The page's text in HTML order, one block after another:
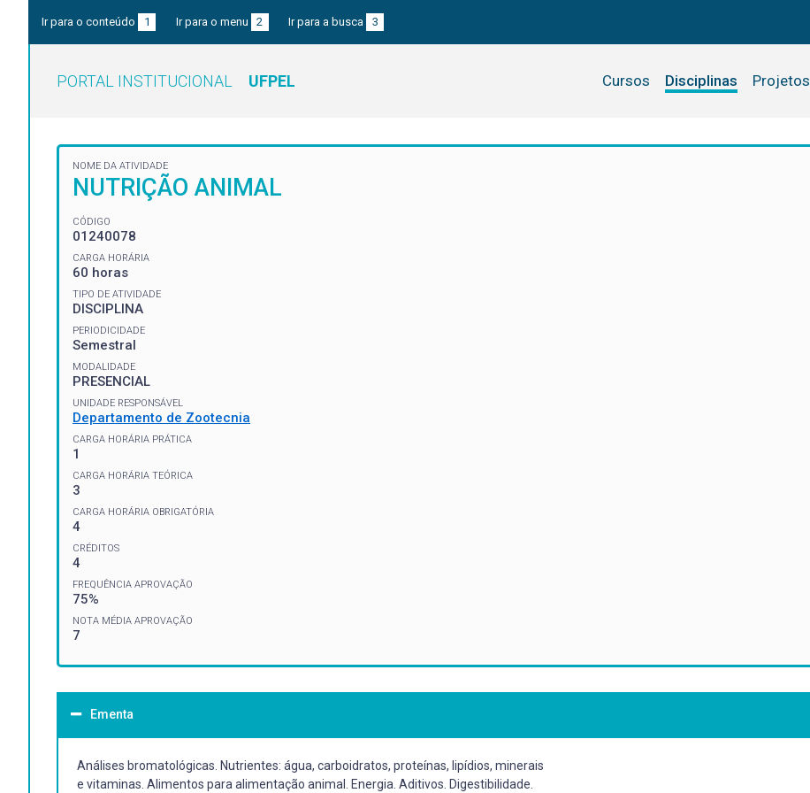
Ir para o conteúdo 1 Ir para o menu 2 Ir para a busca 3
PORTAL INSTITUCIONAL UFPEL Cursos Disciplinas Projetos
NOME DA ATIVIDADE
NUTRIÇÃO ANIMAL
CÓDIGO
01240078
CARGA HORÁRIA
60 horas
TIPO DE ATIVIDADE
DISCIPLINA
PERIODICIDADE
Semestral
MODALIDADE
PRESENCIAL
UNIDADE RESPONSÁVEL
Departamento de Zootecnia
CARGA HORÁRIA PRÁTICA
1
CARGA HORÁRIA TEÓRICA
3
CARGA HORÁRIA OBRIGATÓRIA
4
CRÉDITOS
4
FREQUÊNCIA APROVAÇÃO
75%
NOTA MÉDIA APROVAÇÃO
7
Ementa
Análises bromatológicas. Nutrientes: água, carboidratos, proteínas, lipídios, minerais
e vitaminas. Alimentos para alimentação animal. Energia. Aditivos. Digestibilidade.